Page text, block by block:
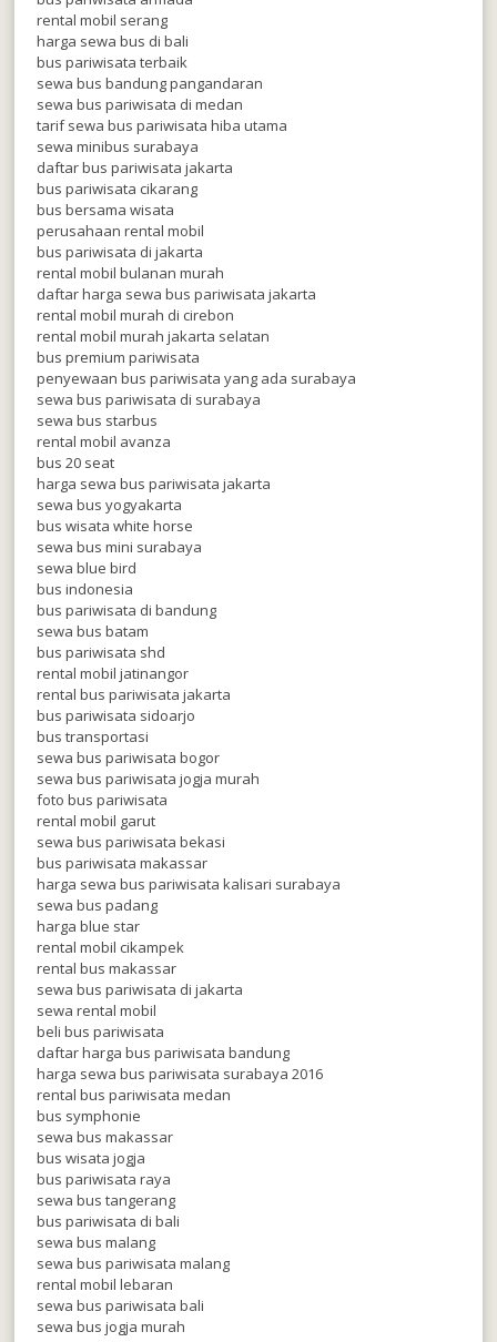
rental mobil serang
harga sewa bus di bali
bus pariwisata terbaik
sewa bus bandung pangandaran
sewa bus pariwisata di medan
tarif sewa bus pariwisata hiba utama
sewa minibus surabaya
daftar bus pariwisata jakarta
bus pariwisata cikarang
bus bersama wisata
perusahaan rental mobil
bus pariwisata di jakarta
rental mobil bulanan murah
daftar harga sewa bus pariwisata jakarta
rental mobil murah di cirebon
rental mobil murah jakarta selatan
bus premium pariwisata
penyewaan bus pariwisata yang ada surabaya
sewa bus pariwisata di surabaya
sewa bus starbus
rental mobil avanza
bus 20 seat
harga sewa bus pariwisata jakarta
sewa bus yogyakarta
bus wisata white horse
sewa bus mini surabaya
sewa blue bird
bus indonesia
bus pariwisata di bandung
sewa bus batam
bus pariwisata shd
rental mobil jatinangor
rental bus pariwisata jakarta
bus pariwisata sidoarjo
bus transportasi
sewa bus pariwisata bogor
sewa bus pariwisata jogja murah
foto bus pariwisata
rental mobil garut
sewa bus pariwisata bekasi
bus pariwisata makassar
harga sewa bus pariwisata kalisari surabaya
sewa bus padang
harga blue star
rental mobil cikampek
rental bus makassar
sewa bus pariwisata di jakarta
sewa rental mobil
beli bus pariwisata
daftar harga bus pariwisata bandung
harga sewa bus pariwisata surabaya 2016
rental bus pariwisata medan
bus symphonie
sewa bus makassar
bus wisata jogja
bus pariwisata raya
sewa bus tangerang
bus pariwisata di bali
sewa bus malang
sewa bus pariwisata malang
rental mobil lebaran
sewa bus pariwisata bali
sewa bus jogja murah